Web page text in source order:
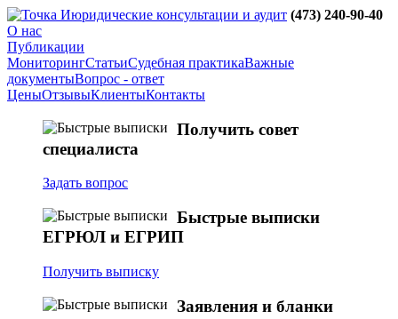
юридические консультации и аудит (473) 240-90-40
О нас
Публикации
МониторингСтатьиСудебная практикаВажные
документыВопрос - ответ
ЦеныОтзывыКлиентыКонтакты
Получить совет
специалиста
Задать вопрос
Быстрые выписки
ЕГРЮЛ и ЕГРИП
Получить выписку
Заявления и бланки